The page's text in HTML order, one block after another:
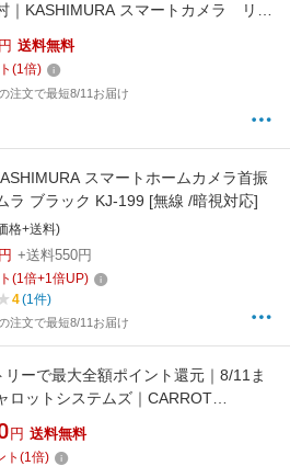
｜KASHIMURA スマートカメラ リモ
度/首振-巡回 KJ-195 [無線 /暗視対応]
円 送料無料
(1倍)
注文で最短8/11お届け
スマートホームカメラ首振
ラ ブラック KJ-199 [無線 /暗視対応]
格+送料)
円 +送料550円
(1倍+1倍UP)
4(1件)
注文で最短8/11お届け
リーで最大全額ポイント還元｜8/11ま
ロットシステムズ｜CARROT
Wi-Fi 500万画素カメラ AT-701 [無線
/屋外対応]
円 送料無料
ト (1倍)